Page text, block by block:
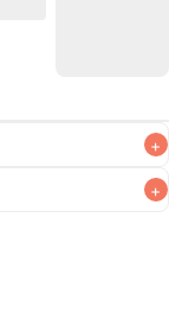
+
+
お早めにお召